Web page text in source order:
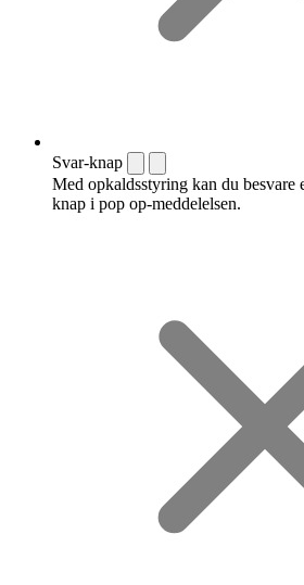
Svar-knap
Med opkaldsstyring kan du besvare
knap i pop op-meddelelsen.